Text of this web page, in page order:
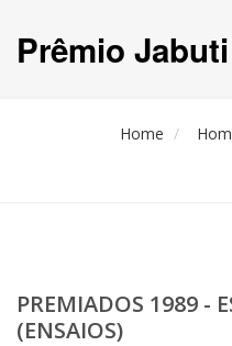
Prêmio Jabuti
Home
PREMIADOS 1989 -
(ENSAIOS)